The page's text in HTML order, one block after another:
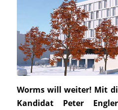
Worms will weiter! Mit
Kandidat Peter